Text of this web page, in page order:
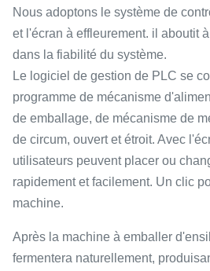
Nous adoptons le système de
et l'écran à effleurement. il aboutit
dans la fiabilité du système.
Le logiciel de gestion de PLC se
programme de mécanisme
de emballage, de mécanisme de
de circum, ouvert et étroit. Avec
utilisateurs peuvent placer ou
rapidement et facilement. Un clic
machine.
Après la machine à emballer
fermentera naturellement,